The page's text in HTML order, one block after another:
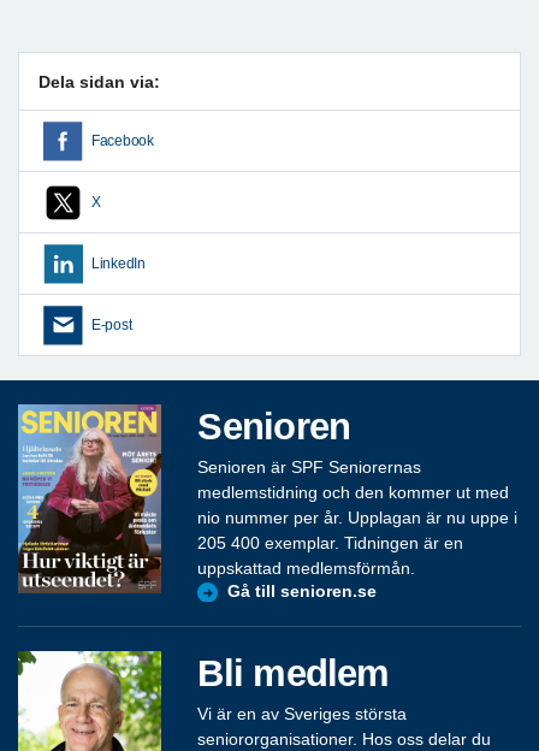
Dela sidan via:
Facebook
X
LinkedIn
E-post
Senioren
Senioren är SPF Seniorernas
medlemstidning och den kommer ut med
nio nummer per år. Upplagan är nu uppe i
205 400 exemplar. Tidningen är en
uppskattad medlemsförmån.
Gå till senioren.se
Bli medlem
Vi är en av Sveriges största
seniororganisationer. Hos oss delar du